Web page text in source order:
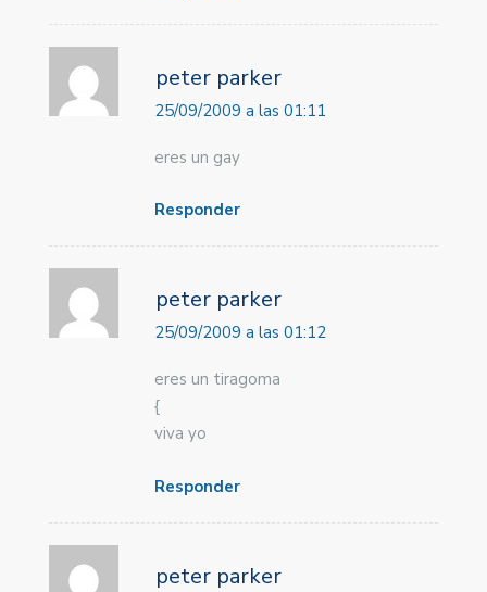
peter parker
25/09/2009 a las 01:11
eres un gay
Responder
peter parker
25/09/2009 a las 01:12
eres un tiragoma
{
viva yo
Responder
peter parker